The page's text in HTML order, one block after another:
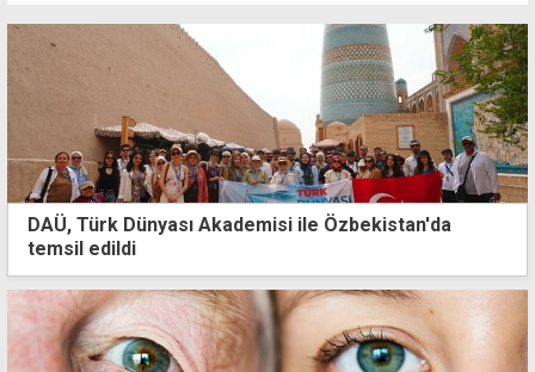
DAÜ, Türk Dünyası Akademisi ile Özbekistan'da
temsil edildi